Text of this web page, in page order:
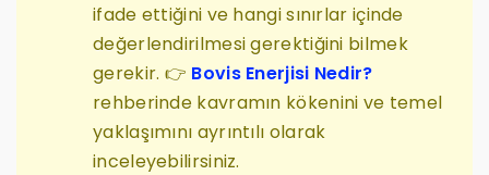
ifade ettiğini ve hangi sınırlar içinde
değerlendirilmesi gerektiğini bilmek
gerekir. 👉 Bovis Enerjisi Nedir?
rehberinde kavramın kökenini ve temel
yaklaşımını ayrıntılı olarak
inceleyebilirsiniz.